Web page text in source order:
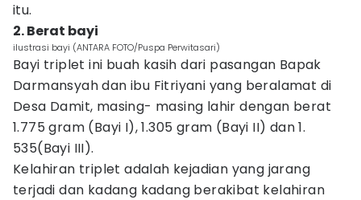
itu.
2. Berat bayi
ilustrasi bayi (ANTARA FOTO/Puspa Perwitasari)
Bayi triplet ini buah kasih dari pasangan Bapak
Darmansyah dan ibu Fitriyani yang beralamat di
Desa Damit, masing- masing lahir dengan berat
1.775 gram (Bayi I), 1.305 gram (Bayi II) dan 1.
535(Bayi III).
Kelahiran triplet adalah kejadian yang jarang
terjadi dan kadang kadang berakibat kelahiran